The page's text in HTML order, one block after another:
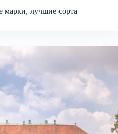
лучшие сорта